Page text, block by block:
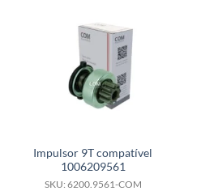
Impulsor 9T compatível
1006209561
SKU: 6200.9561-COM